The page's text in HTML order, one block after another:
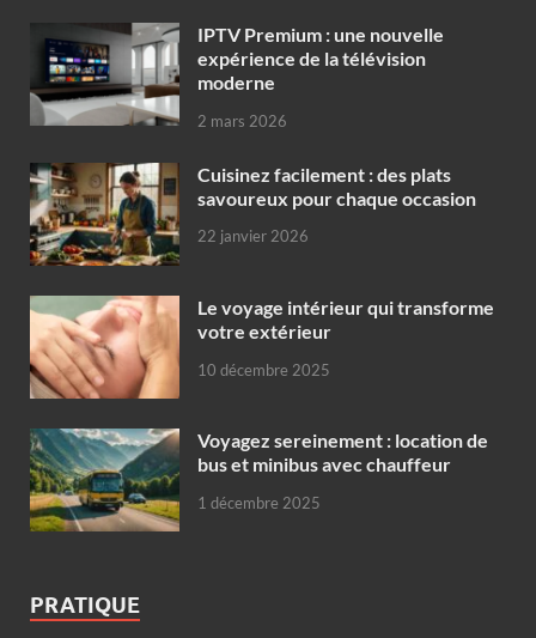
IPTV Premium : une nouvelle
expérience de la télévision
moderne
2 mars 2026
Cuisinez facilement : des plats
savoureux pour chaque occasion
22 janvier 2026
Le voyage intérieur qui transforme
votre extérieur
10 décembre 2025
Voyagez sereinement : location de
bus et minibus avec chauffeur
1 décembre 2025
PRATIQUE